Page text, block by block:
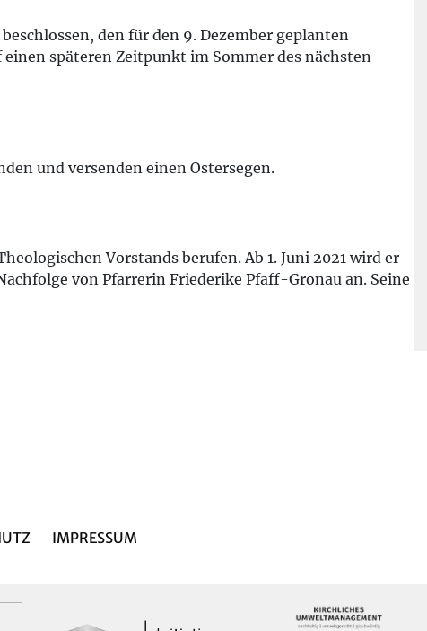
den für den 9. Dezember geplanten
späteren Zeitpunkt im Sommer des nächsten
und versenden einen Ostersegen.
Vorstands berufen. Ab 1. Juni 2021 wird er
von Pfarrerin Friederike Pfaff-Gronau an. Seine
IMPRESSUM